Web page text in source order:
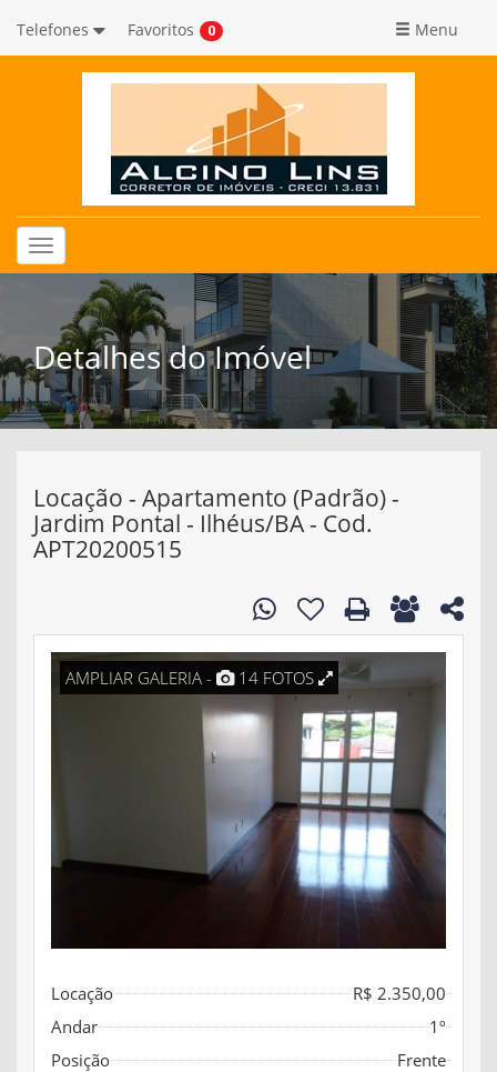
Telefones Favoritos 0 Menu
Toggle
navigation
Detalhes do Imóvel
Locação - Apartamento (Padrão) -
Jardim Pontal - Ilhéus/BA - Cod.
APT20200515
AMPLIAR GALERIA - 14 FOTOS
Locação
R$ 2.350,00
Andar
1º
Posição
Frente